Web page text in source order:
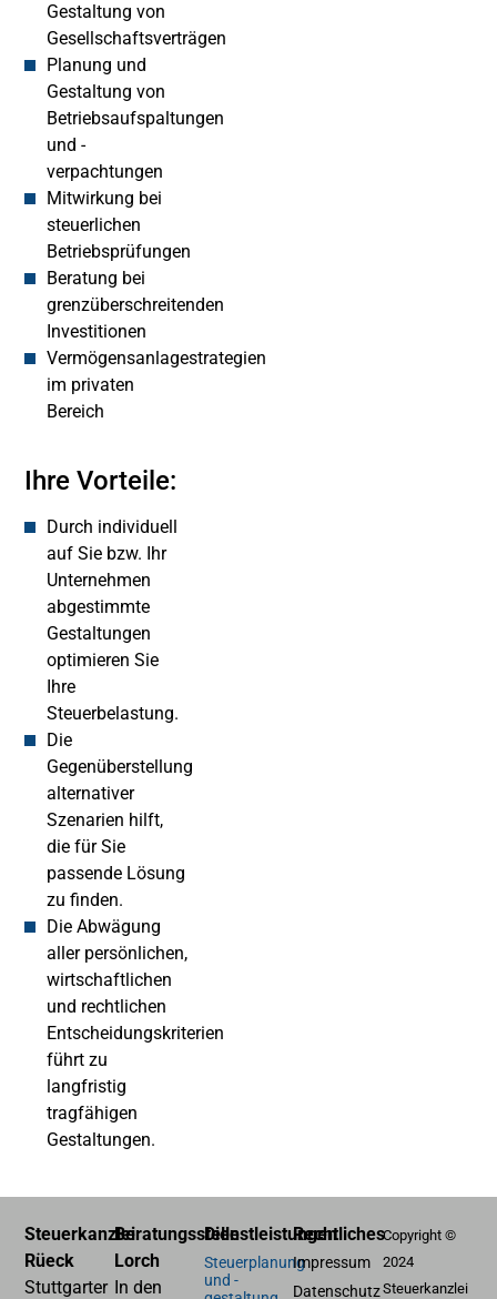
Gestaltung von
Gesellschaftsverträgen
Planung und
Gestaltung von
Betriebsaufspaltungen
und -
verpachtungen
Mitwirkung bei
steuerlichen
Betriebsprüfungen
Beratung bei
grenzüberschreitenden
Investitionen
Vermögensanlagestrategien
im privaten
Bereich
Ihre Vorteile:
Durch individuell
auf Sie bzw. Ihr
Unternehmen
abgestimmte
Gestaltungen
optimieren Sie
Ihre
Steuerbelastung.
Die
Gegenüberstellung
alternativer
Szenarien hilft,
die für Sie
passende Lösung
zu finden.
Die Abwägung
aller persönlichen,
wirtschaftlichen
und rechtlichen
Entscheidungskriterien
führt zu
langfristig
tragfähigen
Gestaltungen.
Steuerkanzlei
Rüeck
Stuttgarter
Beratungsstelle
Lorch
In den
Dienstleistungen
Steuerplanung
und -
Rechtliches
Impressum
Datenschutz
Copyright ©
2024
Steuerkanzlei